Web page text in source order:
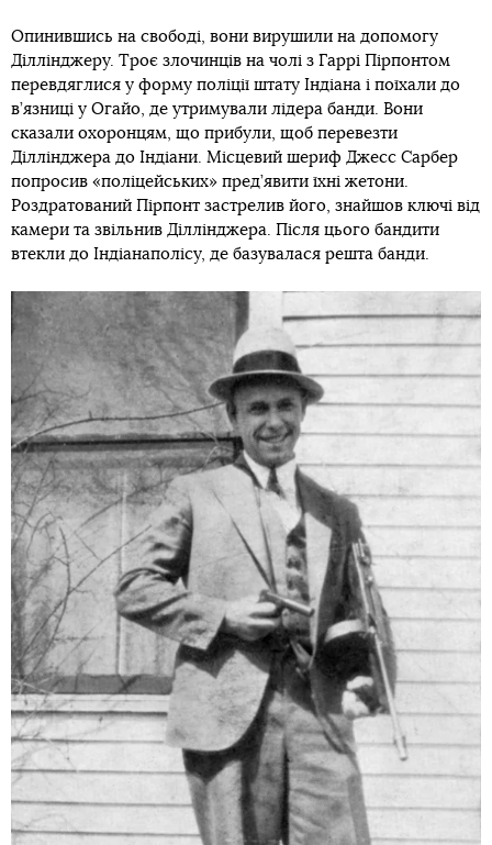
Опинившись на свободі, вони вирушили на допомогу
Діллінджеру. Троє злочинців на чолі з Гаррі Пірпонтом
перевдяглися у форму поліції штату Індіана і поїхали до
в’язниці у Огайо, де утримували лідера банди. Вони
сказали охоронцям, що прибули, щоб перевезти
Діллінджера до Індіани. Місцевий шериф Джесс Сарбер
попросив «поліцейських» пред’явити їхні жетони.
Роздратований Пірпонт застрелив його, знайшов ключі від
камери та звільнив Діллінджера. Після цього бандити
втекли до Індіанаполісу, де базувалася решта банди.